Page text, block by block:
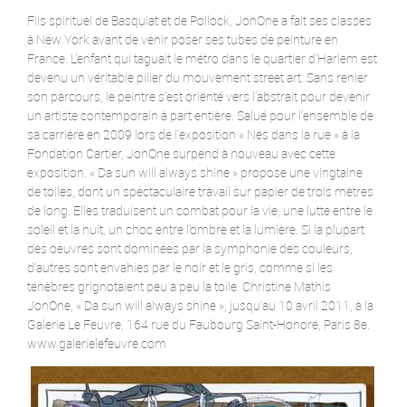
Fils spirituel de Basquiat et de Pollock, JonOne a fait ses classes
à New York avant de venir poser ses tubes de peinture en
France. L’enfant qui taguait le métro dans le quartier d’Harlem est
devenu un véritable pilier du mouvement street art. Sans renier
son parcours, le peintre s’est orienté vers l’abstrait pour devenir
un artiste contemporain à part entière. Salué pour l’ensemble de
sa carrière en 2009 lors de l’exposition « Nés dans la rue » à la
Fondation Cartier, JonOne surpend à nouveau avec cette
exposition. « Da sun will always shine » propose une vingtaine
de toiles, dont un spectaculaire travail sur papier de trois mètres
de long. Elles traduisent un combat pour la vie, une lutte entre le
soleil et la nuit, un choc entre l’ombre et la lumière. Si la plupart
des oeuvres sont dominées par la symphonie des couleurs,
d’autres sont envahies par le noir et le gris, comme si les
ténèbres grignotaient peu à peu la toile. Christine Mathis
JonOne, « Da sun will always shine », jusqu’au 10 avril 2011, à la
Galerie Le Feuvre, 164 rue du Faubourg Saint-Honoré, Paris 8e.
www.galerielefeuvre.com